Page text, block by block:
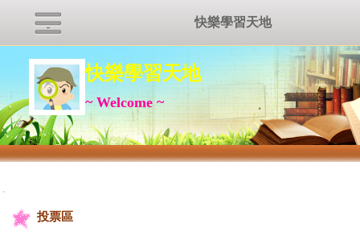
快樂學習天地
~ Welcome ~
:::
投票區
快樂學習天地